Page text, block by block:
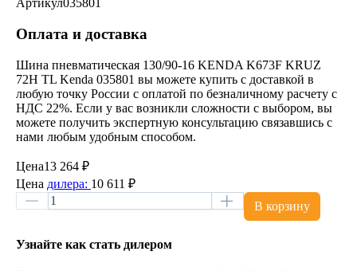
Артикул035801
Оплата и доставка
Шина пневматическая 130/90-16 KENDA K673F KRUZ
72H TL Kenda 035801 вы можете купить с доставкой в
любую точку России с оплатой по безналичному расчету с
НДС 22%. Если у вас возникли сложности с выбором, вы
можете получить экспертную консультацию связавшись с
нами любым удобным способом.
Цена13 264 ₽
Цена дилера: 10 611 ₽
В корзину
Узнайте как стать дилером